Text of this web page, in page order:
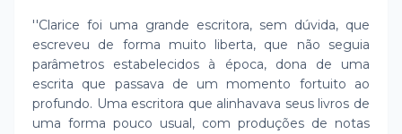
''Clarice foi uma grande escritora, sem dúvida, que
escreveu de forma muito liberta, que não seguia
parâmetros estabelecidos à época, dona de uma
escrita que passava de um momento fortuito ao
profundo. Uma escritora que alinhavava seus livros de
uma forma pouco usual, com produções de notas